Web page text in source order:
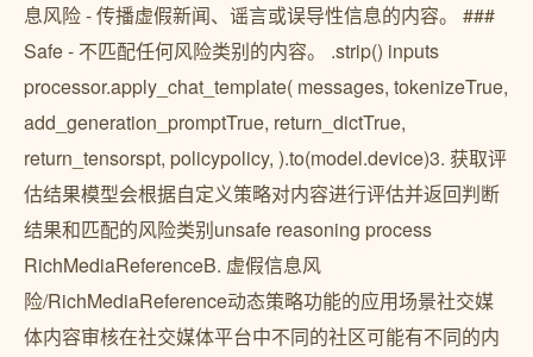
息风险 - 传播虚假新闻、谣言或误导性信息的内容。 ###
Safe - 不匹配任何风险类别的内容。 .strip() inputs
processor.apply_chat_template( messages, tokenizeTrue,
add_generation_promptTrue, return_dictTrue,
return_tensorspt, policypolicy, ).to(model.device)3. 获取评
估结果模型会根据自定义策略对内容进行评估并返回判断
结果和匹配的风险类别unsafe reasoning process
RichMediaReferenceB. 虚假信息风
险/RichMediaReference动态策略功能的应用场景社交媒
体内容审核在社交媒体平台中不同的社区可能有不同的内